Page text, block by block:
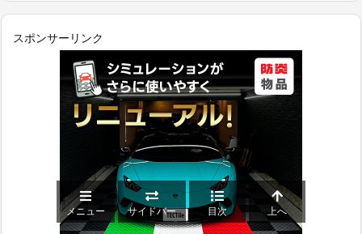
スポンサーリンク
メニュー サイドバー 目次 上へ